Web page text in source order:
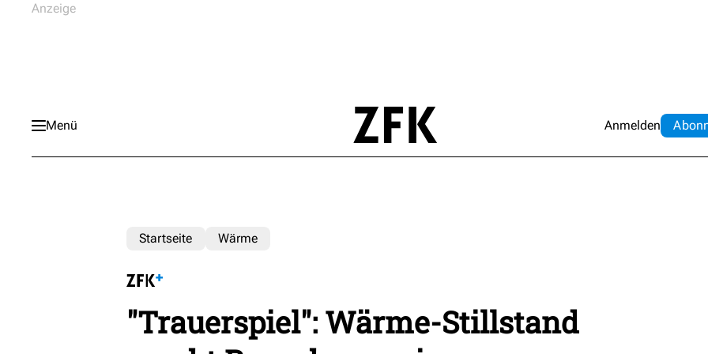
Menü Anmelden Abo
Startseite Wärme
"Trauerspiel": Wärme-Stillstand